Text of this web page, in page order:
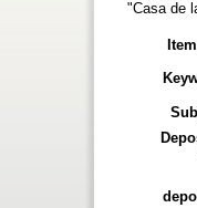
"Casa de